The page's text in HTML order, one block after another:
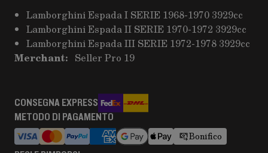
Lamborghini Espada I SERIE 1968-1970 3929cc
Lamborghini Espada II SERIE 1970-1972 3929cc
Lamborghini Espada III SERIE 1972-1978 3929cc
Merchant: Seller Pro 19
CONSEGNA EXPRESS
METODO DI PAGAMENTO
Bonifico